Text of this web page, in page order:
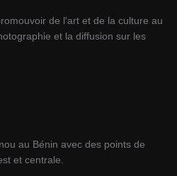
de l'art et de la culture au
et la diffusion sur les
au Bénin avec des points de
et centrale.